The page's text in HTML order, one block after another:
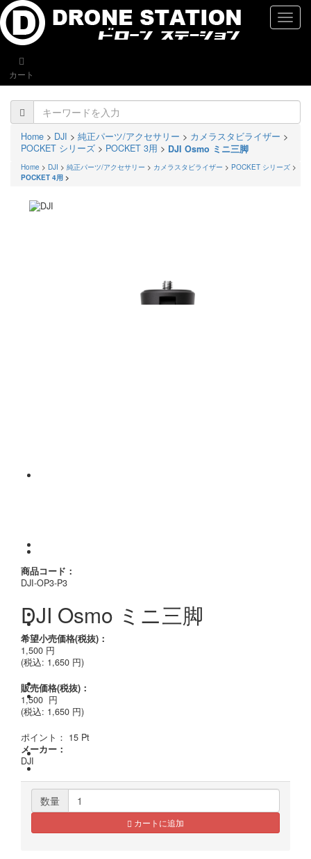
カート
Home > DJI > 純正パーツ/アクセサリー > カメラスタビライザー >
POCKET シリーズ > POCKET 3用 > DJI Osmo ミニ三脚
Home > DJI > 純正パーツ/アクセサリー > カメラスタビライザー > POCKET シリーズ >
POCKET 4用 >
商品コード：
DJI-OP3-P3
DJI Osmo ミニ三脚
希望小売価格(税抜)：
1,500 円
(税込: 1,650 円)
販売価格(税抜)：
1,500 円
(税込: 1,650 円)
ポイント： 15 Pt
メーカー：
DJI
数量
カートに追加